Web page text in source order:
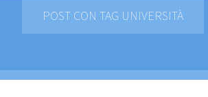
POST CON TAG UNIVERSITÀ